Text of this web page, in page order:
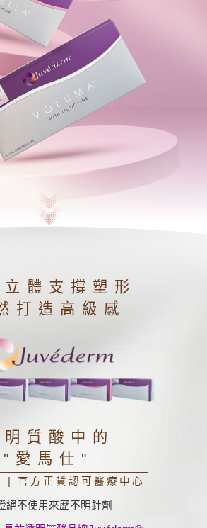
體支撐塑形
打造高級感
明質酸中的
"愛馬仕"
| 官方正貨認可醫療中心
絕不使用來歷不明針劑